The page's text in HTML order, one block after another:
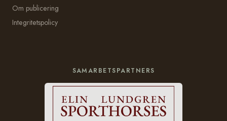
Om publicering
Integritetspolicy
SAMARBETSPARTNERS